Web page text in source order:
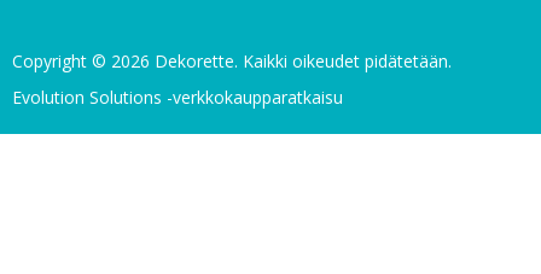
Copyright © 2026 Dekorette. Kaikki oikeudet pidätetään.
Evolution Solutions -verkkokaupparatkaisu